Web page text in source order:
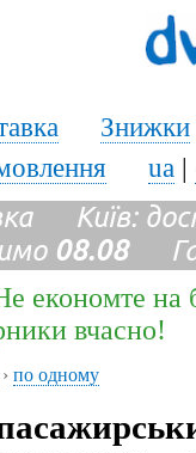
Знижки
ua |
Київ:
08.08
економте на
вчасно!
› по одному